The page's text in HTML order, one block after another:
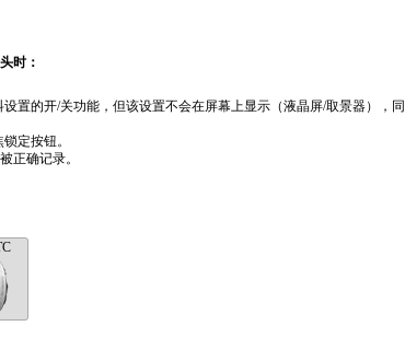
时：
置的开/关功能，但该设置不会在屏幕上显示（液晶屏/取景器），
定按钮。
正确记录。